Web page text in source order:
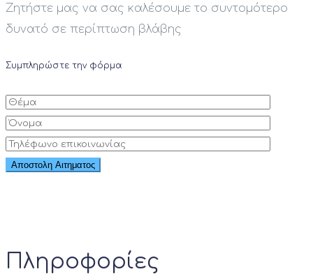
Ζητήστε μας να σας καλέσουμε το συντομότερο
δυνατό σε περίπτωση βλάβης
Συμπληρώστε την φόρμα
Πληροφορίες